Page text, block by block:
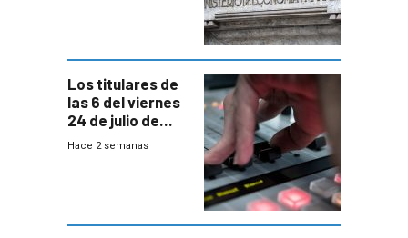
Los titulares de
las 6 del viernes
24 de julio de
2026
Hace 2 semanas